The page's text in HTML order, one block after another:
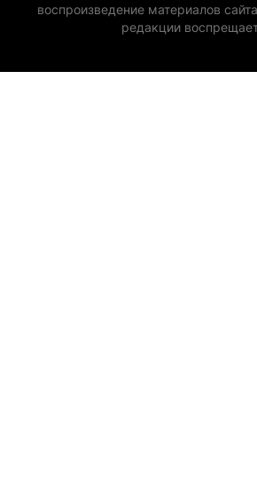
воспроизведение материалов
редакции